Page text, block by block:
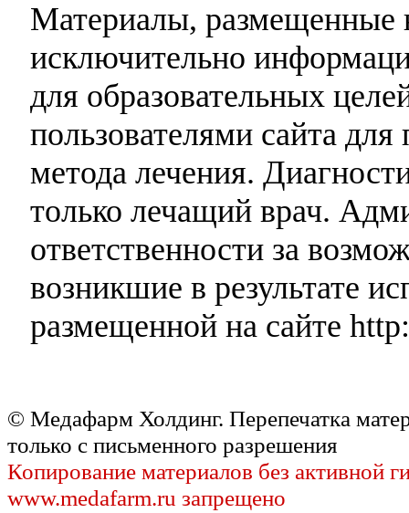
Материалы, размещенные
исключительно
для образовательных
пользователями сайта
метода лечения.
только лечащий врач.
ответственности за
возникшие в результате
размещенной на сайте
© Медафарм Холдинг. Перепечатка
только с письменного разрешения
Копирование материалов без активной
www.medafarm.ru запрещено